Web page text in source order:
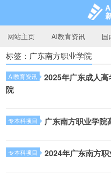
AI教
网站主页 AI教育资讯 国
标签：广东南方职业学院
AI教育资讯
2025年广东成人
院
专本科项目 广东南方职业学院
专本科项目 2024年广东南方